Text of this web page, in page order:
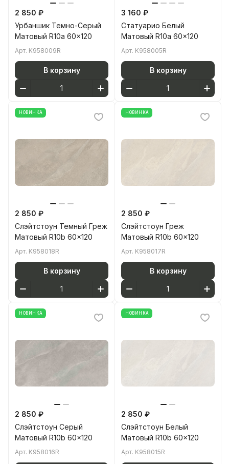
2 850 ₽
Урбаншик Темно-Серый
Матовый R10a 60x120
Арт. K958009R
В корзину
3 160 ₽
Статуарио Белый
Матовый R10a 60x120
Арт. K958005R
В корзину
НОВИНКА
2 850 ₽
Слэйтстоун Темный Греж
Матовый R10b 60x120
Арт. K958018R
В корзину
НОВИНКА
2 850 ₽
Слэйтстоун Греж
Матовый R10b 60x120
Арт. K958017R
В корзину
НОВИНКА
2 850 ₽
Слэйтстоун Серый
Матовый R10b 60x120
Арт. K958016R
НОВИНКА
2 850 ₽
Слэйтстоун Белый
Матовый R10b 60x120
Арт. K958015R